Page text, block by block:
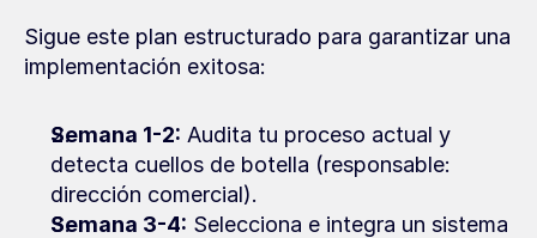
Sigue este plan estructurado para garantizar una
implementación exitosa:
Semana 1-2: Audita tu proceso actual y
detecta cuellos de botella (responsable:
dirección comercial).
Semana 3-4: Selecciona e integra un sistema